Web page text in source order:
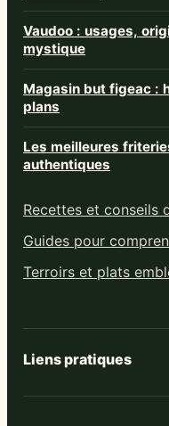
Vaudoo : usages,
mystique
Magasin but figeac :
plans
Les meilleures
authentiques
Recettes et conseils
Guides pour
Terroirs et plats
Liens pratiques